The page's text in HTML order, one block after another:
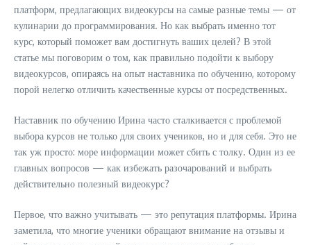
платформ, предлагающих видеокурсы на самые разные темы — от
кулинарии до программирования. Но как выбрать именно тот
курс, который поможет вам достигнуть ваших целей? В этой
статье мы поговорим о том, как правильно подойти к выбору
видеокурсов, опираясь на опыт наставника по обучению, которому
порой нелегко отличить качественные курсы от посредственных.
Наставник по обучению Ирина часто сталкивается с проблемой
выбора курсов не только для своих учеников, но и для себя. Это не
так уж просто: море информации может сбить с толку. Один из ее
главных вопросов — как избежать разочарований и выбрать
действительно полезный видеокурс?
Первое, что важно учитывать — это репутация платформы. Ирина
заметила, что многие ученики обращают внимание на отзывы и